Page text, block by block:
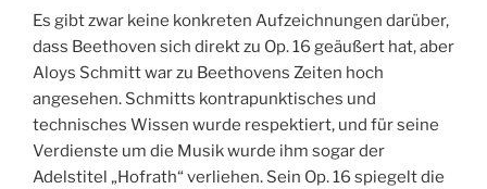
Es gibt zwar keine konkreten Aufzeichnungen darüber,
dass Beethoven sich direkt zu Op. 16 geäußert hat, aber
Aloys Schmitt war zu Beethovens Zeiten hoch
angesehen. Schmitts kontrapunktisches und
technisches Wissen wurde respektiert, und für seine
Verdienste um die Musik wurde ihm sogar der
Adelstitel „Hofrath“ verliehen. Sein Op. 16 spiegelt die